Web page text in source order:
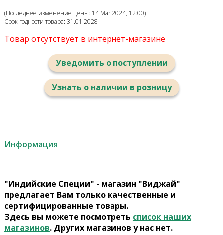
(Последнее изменение цены: 14 Mar 2024, 12:00)
Срок годности товара: 31.01.2028
Товар отсутствует в интернет-магазине
Уведомить о поступлении
Узнать о наличии в розницу
Информация
"Индийские Специи" - магазин "Виджай"
предлагает Вам только качественные и
сертифицированные товары.
Здесь вы можете посмотреть список наших
магазинов. Других магазинов у нас нет.